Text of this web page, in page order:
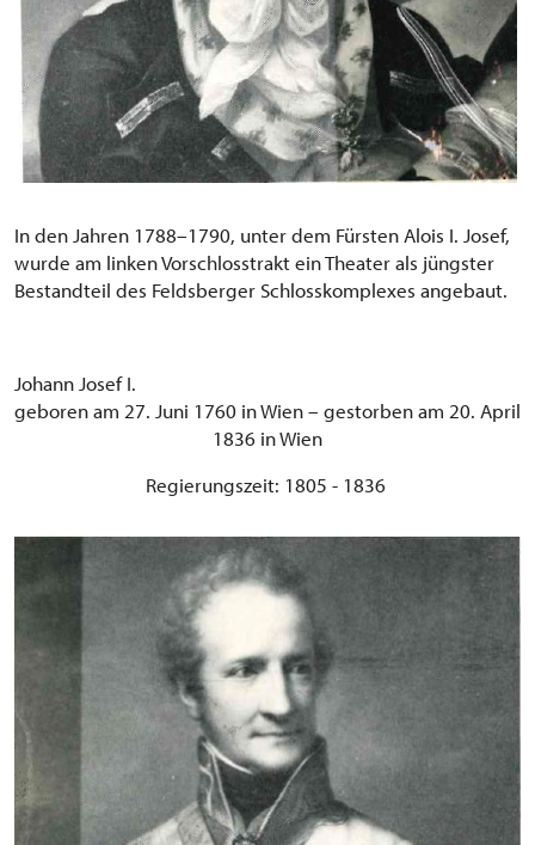
In den Jahren 1788–1790, unter dem Fürsten Alois I. Josef,
wurde am linken Vorschlosstrakt ein Theater als jüngster
Bestandteil des Feldsberger Schlosskomplexes angebaut.
Johann Josef I.
geboren am 27. Juni 1760 in Wien – gestorben am 20. April
1836 in Wien
Regierungszeit: 1805 - 1836